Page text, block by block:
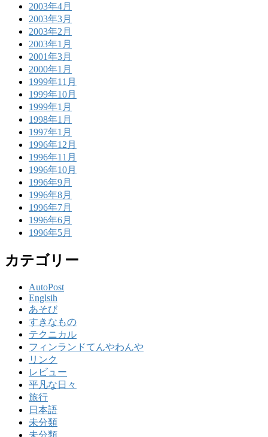
2003年4月
2003年3月
2003年2月
2003年1月
2001年3月
2000年1月
1999年11月
1999年10月
1999年1月
1998年1月
1997年1月
1996年12月
1996年11月
1996年10月
1996年9月
1996年8月
1996年7月
1996年6月
1996年5月
カテゴリー
AutoPost
Englsih
あそび
すきなもの
テクニカル
フィンランドてんやわんや
リンク
レビュー
平凡な日々
旅行
日本語
未分類